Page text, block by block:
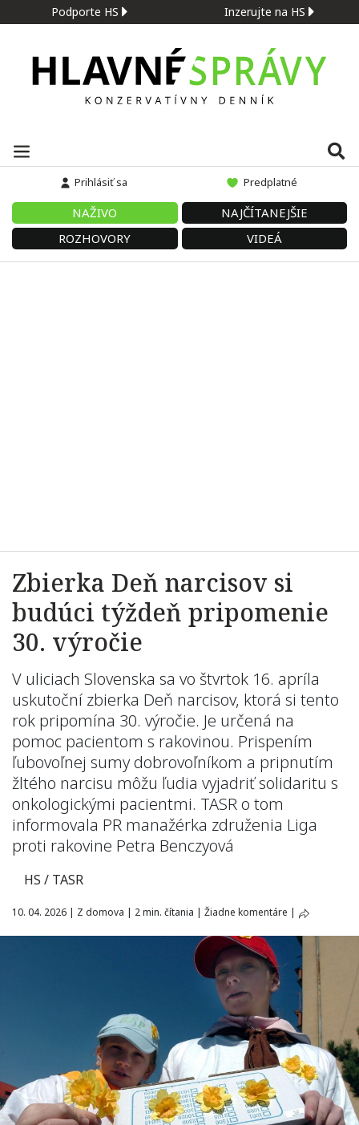
Podporte HS Inzerujte na HS
Prihlásiť sa Predplatné
NAŽIVO
NAJČÍTANEJŠIE
ROZHOVORY
VIDEÁ
Zbierka Deň narcisov si
budúci týždeň pripomenie
30. výročie
V uliciach Slovenska sa vo štvrtok 16. apríla
uskutoční zbierka Deň narcisov, ktorá si tento
rok pripomína 30. výročie. Je určená na
pomoc pacientom s rakovinou. Prispením
ľubovoľnej sumy dobrovoľníkom a pripnutím
žltého narcisu môžu ľudia vyjadriť solidaritu s
onkologickými pacientmi. TASR o tom
informovala PR manažérka združenia Liga
proti rakovine Petra Benczyová
HS / TASR
10. 04. 2026 | Z domova | 2 min. čítania | Žiadne komentáre |